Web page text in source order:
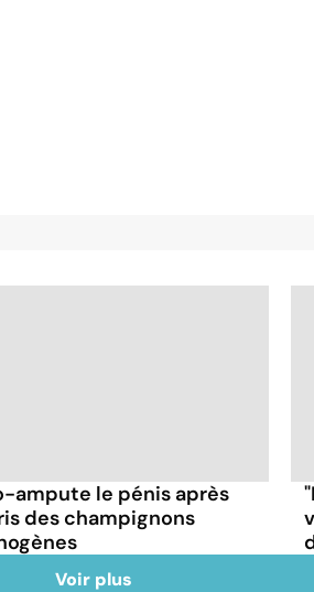
ampute le pénis après
des champignons
Voir plus